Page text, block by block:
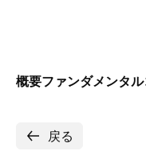
概要ファンダメンタル
戻る